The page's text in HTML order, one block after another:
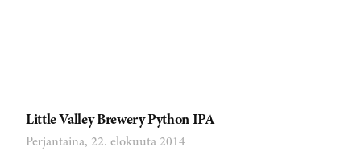
Little Valley Brewery Python IPA
Perjantaina, 22. elokuuta 2014